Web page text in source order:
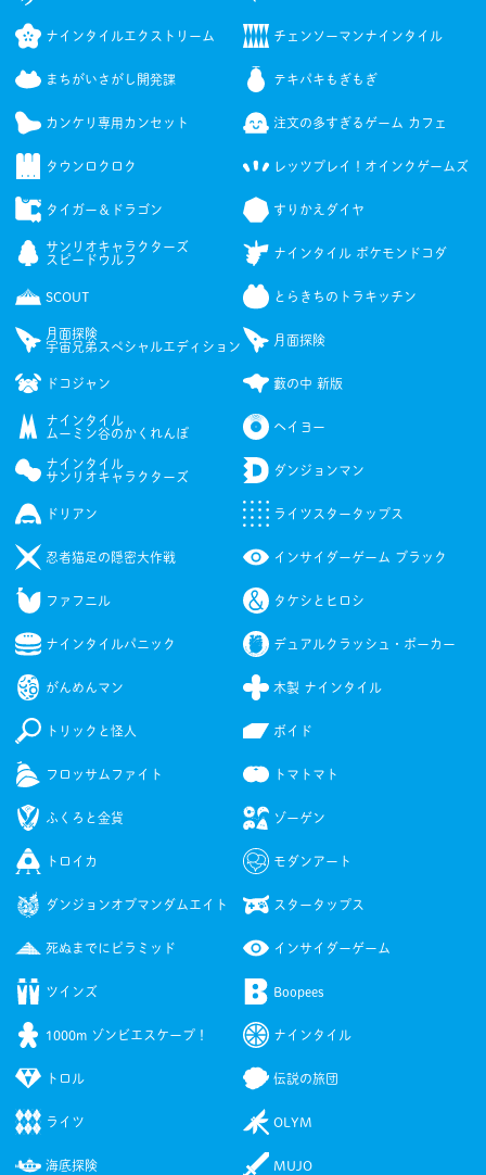
ナインタイルエクストリーム チェンソーマンナインタイル
まちがいさがし開発課 テキパキもぎもぎ
カンケリ専用カンセット 注文の多すぎるゲーム カフェ
タウンロクロク レッツプレイ！オインクゲームズ
タイガー＆ドラゴン すりかえダイヤ
サンリオキャラクターズ
スピードウルフ
ナインタイル ポケモンドコダ
SCOUT とらきちのトラキッチン
月面探険
宇宙兄弟スペシャルエディション
月面探険
ドコジャン 藪の中 新版
ナインタイル
ムーミン谷のかくれんぼ
ヘイヨー
ナインタイル
サンリオキャラクターズ
ダンジョンマン
ドリアン ライツスタータップス
忍者猫足の隠密大作戦 インサイダーゲーム ブラック
ファフニル タケシとヒロシ
ナインタイルパニック デュアルクラッシュ・ポーカー
がんめんマン 木製 ナインタイル
トリックと怪人 ボイド
フロッサムファイト トマトマト
ふくろと金貨 ゾーゲン
トロイカ モダンアート
ダンジョンオブマンダムエイト スタータップス
死ぬまでにピラミッド インサイダーゲーム
ツインズ Boopees
1000m ゾンビエスケープ！ ナインタイル
トロル 伝説の旅団
ライツ OLYM
海底探険 MUJO